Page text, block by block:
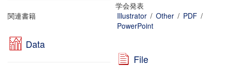
関連書籍
学会発表
Illustrator / Other / PDF /
PowerPoint
Data
File